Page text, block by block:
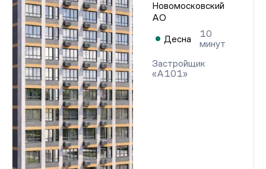
Новомосковский
АО
Десна
10
минут
Застройщик
«А101»